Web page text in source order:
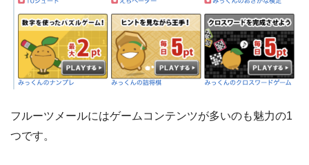
フルーツメールにはゲームコンテンツが多いのも魅力の1
つです。